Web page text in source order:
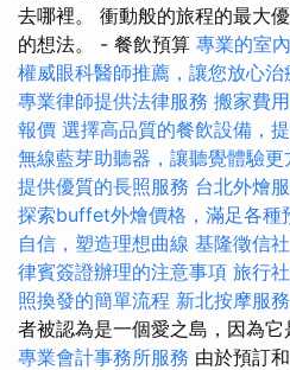
去哪裡。 衝動般的旅程的最大
的想法。 - 餐飲預算 專業的室
權威眼科醫師推薦，讓您放心治
專業律師提供法律服務 搬家費
報價 選擇高品質的餐飲設備，
無線藍芽助聽器，讓聽覺體驗更
提供優質的長照服務 台北外燴
探索buffet外燴價格，滿足各種
自信，塑造理想曲線 基隆徵信
律賓簽證辦理的注意事項 旅行
照換發的簡單流程 新北按摩服務
者被認為是一個愛之島，因為它
專業會計事務所服務 由於預訂